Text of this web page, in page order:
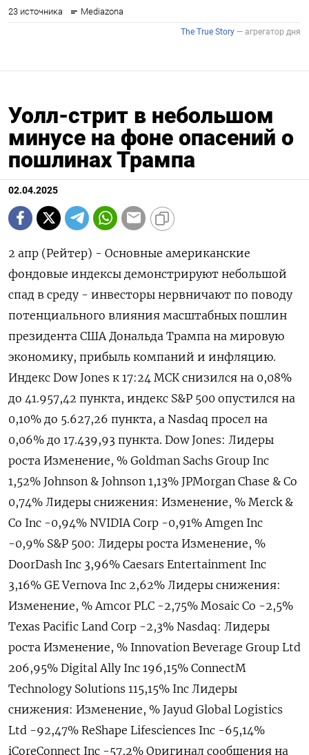
Уолл-стрит в небольшом
минусе на фоне опасений о
пошлинах Трампа
02.04.2025
2 апр (Рейтер) - Основные американские
фондовые индексы демонстрируют небольшой
спад в среду - инвесторы нервничают по поводу
потенциального влияния масштабных пошлин
президента США Дональда Трампа на мировую
экономику, прибыль компаний и инфляцию.
Индекс Dow Jones к 17:24 МСК снизился на 0,08%
до 41.957,42 пункта, индекс S&P 500 опустился на
0,10% до 5.627,26​ пункта, а Nasdaq просел на
0,06% до 17.439,93 пункта. Dow Jones: Лидеры
роста Изменение, % Goldman Sachs Group Inc
1,52% Johnson & Johnson 1,13% JPMorgan Chase & Co
0,74% Лидеры снижения: Изменение, % Merck &
Co Inc -0,94% NVIDIA Corp -0,91% Amgen Inc
-0,9% S&P 500: Лидеры роста Изменение, %
DoorDash Inc 3,96% Caesars Entertainment Inc
3,16% GE Vernova Inc 2,62% Лидеры снижения:
Изменение, % Amcor PLC -2,75% Mosaic Co -2,5%
Texas Pacific Land Corp -2,3% Nasdaq: Лидеры
роста Изменение, % Innovation Beverage Group Ltd
206,95% Digital Ally Inc 196,15% ConnectM
Technology Solutions 115,15% Inc Лидеры
снижения: Изменение, % Jayud Global Logistics
Ltd -92,47% ReShape Lifesciences Inc -65,14%
iCoreConnect Inc -57,2% Оригинал сообщения на